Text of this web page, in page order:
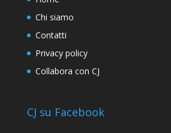
Chi siamo
Contatti
Privacy policy
Collabora con CJ
CJ su Facebook